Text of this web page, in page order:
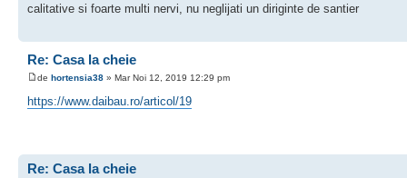
calitative si foarte multi nervi, nu neglijati un diriginte de santier
Re: Casa la cheie
de hortensia38 » Mar Noi 12, 2019 12:29 pm
https://www.daibau.ro/articol/19
Re: Casa la cheie